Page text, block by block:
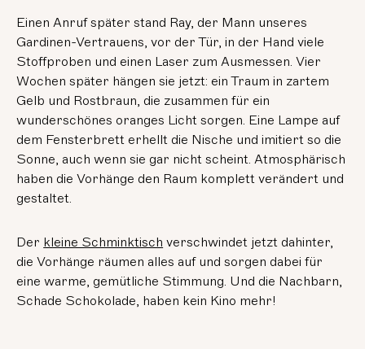
Einen Anruf später stand Ray, der Mann unseres
Gardinen-Vertrauens, vor der Tür, in der Hand viele
Stoffproben und einen Laser zum Ausmessen. Vier
Wochen später hängen sie jetzt: ein Traum in zartem
Gelb und Rostbraun, die zusammen für ein
wunderschönes oranges Licht sorgen. Eine Lampe auf
dem Fensterbrett erhellt die Nische und imitiert so die
Sonne, auch wenn sie gar nicht scheint. Atmosphärisch
haben die Vorhänge den Raum komplett verändert und
gestaltet.
Der kleine Schminktisch verschwindet jetzt dahinter,
die Vorhänge räumen alles auf und sorgen dabei für
eine warme, gemütliche Stimmung. Und die Nachbarn,
Schade Schokolade, haben kein Kino mehr!